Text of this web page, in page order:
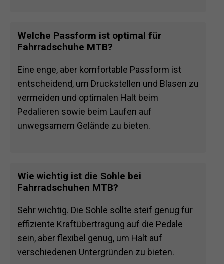
Welche Passform ist optimal für
Fahrradschuhe MTB?
Eine enge, aber komfortable Passform ist
entscheidend, um Druckstellen und Blasen zu
vermeiden und optimalen Halt beim
Pedalieren sowie beim Laufen auf
unwegsamem Gelände zu bieten.
Wie wichtig ist die Sohle bei
Fahrradschuhen MTB?
Sehr wichtig. Die Sohle sollte steif genug für
effiziente Kraftübertragung auf die Pedale
sein, aber flexibel genug, um Halt auf
verschiedenen Untergründen zu bieten.